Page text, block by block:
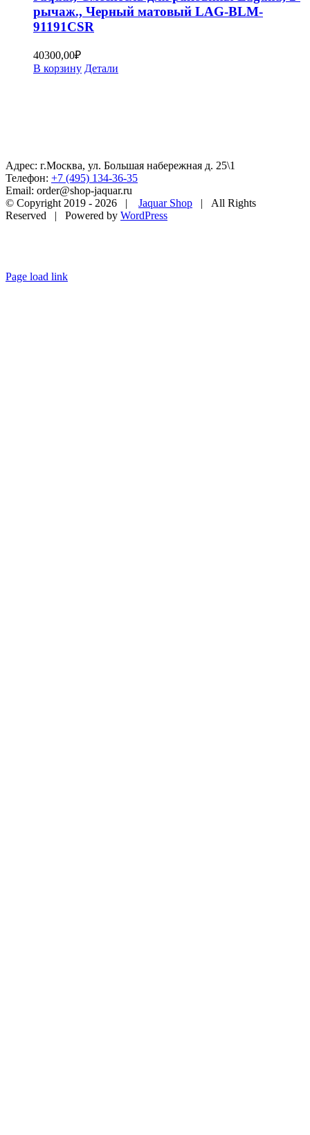
рычаж., Черный матовый LAG-BLM-
91191CSR
40300,00₽
В корзину Детали
Адрес: г.Москва, ул. Большая набережная д. 25\1
Телефон: +7 (495) 134-36-35
Email: order@shop-jaquar.ru
© Copyright 2019 - 2026 | Jaquar Shop | All Rights
Reserved | Powered by WordPress
Page load link